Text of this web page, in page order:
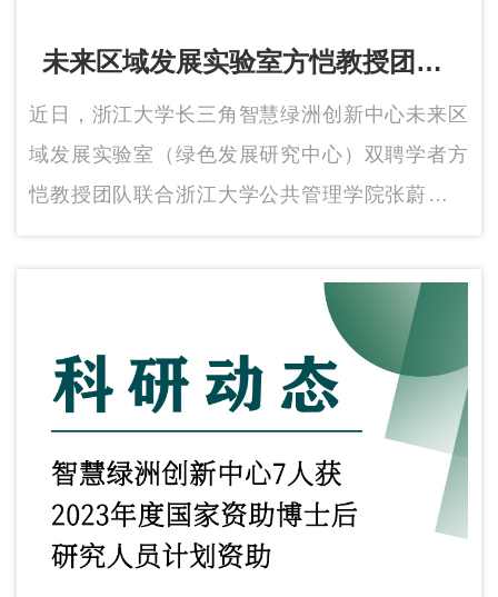
未来区域发展实验室方恺教授团队
研究成果在Nature子刊发表
近日，浙江大学长三角智慧绿洲创新中心未来区
域发展实验室（绿色发展研究中心）双聘学者方
恺教授团队联合浙江大学公共管理学院张蔚文教
food trade aggravates China’s land scarcity在
Nature旗下唯一人文社会科学领域刊物
Humanities and Social Sciences
Communications上发表。